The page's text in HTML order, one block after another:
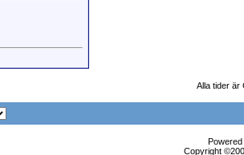
Alla tider är
Copyright